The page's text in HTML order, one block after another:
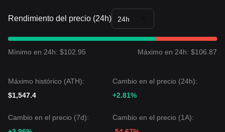
Perspectiva del Mercado
Si el precio de MSOL rompe con éxito
Si el precio de MSOL rompe por debajo de$262.50, el
siguiente nivel objetivo podría ser
$245.00.
puede experimentar volatilidad a corto plazo o movimiento
lateral para digerir las ganancias recientes, la tendencia a
medio plazo probablemente seguirá siendo
$262.50
Rendimiento del precio (24h) 24h
Mínimo en 24h: $102.95 Máximo en 24h: $106.87
Máximo histórico (ATH):
$1,547.4
Cambio en el precio (24h):
+2.81%
Cambio en el precio (7d):
Cambio en el precio (1A):